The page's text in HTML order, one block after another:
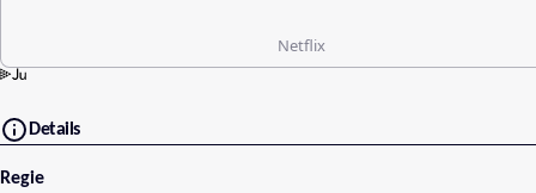
Netflix
Details
Regie